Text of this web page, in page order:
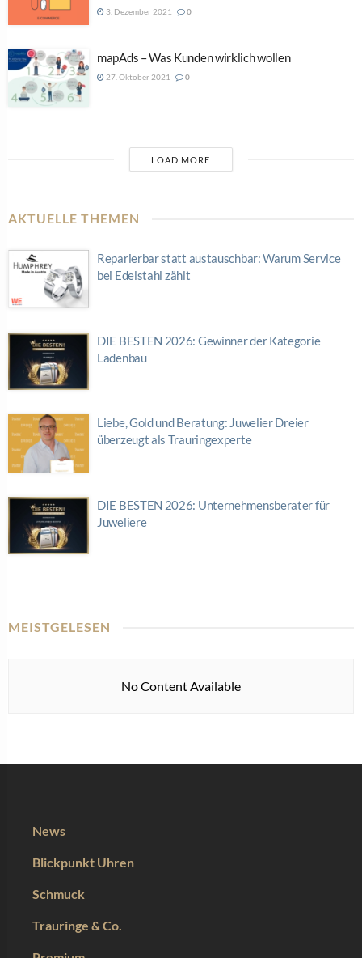
3. Dezember 2021 0
mapAds – Was Kunden wirklich wollen
27. Oktober 2021 0
LOAD MORE
AKTUELLE THEMEN
Reparierbar statt austauschbar: Warum Service
bei Edelstahl zählt
DIE BESTEN 2026: Gewinner der Kategorie
Ladenbau
Liebe, Gold und Beratung: Juwelier Dreier
überzeugt als Trauringexperte
DIE BESTEN 2026: Unternehmensberater für
Juweliere
MEISTGELESEN
No Content Available
News
Blickpunkt Uhren
Schmuck
Trauringe & Co.